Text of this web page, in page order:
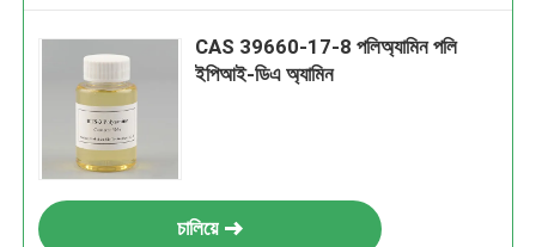
CAS 39660-17-8 পলিঅ্যামিন পলি
ইপিআই-ডিএ অ্যামিন
চালিয়ে